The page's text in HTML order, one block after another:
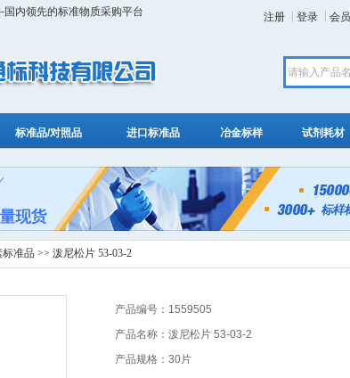
内领先的标准物质采购平台 注册 登录 会
标准品/对照品 进口标准品 冶金标样 试剂耗材
准品 >> 泼尼松片 53-03-2
产品编号：1559505
产品名称：泼尼松片 53-03-2
产品规格：30片